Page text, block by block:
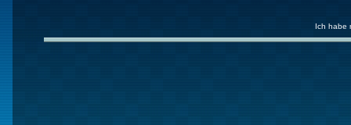
Ich habe